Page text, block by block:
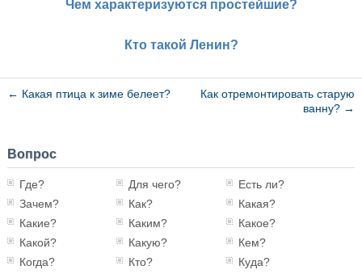
Чем характеризуются простейшие?
Кто такой Ленин?
← Какая птица к зиме белеет?
Как отремонтировать старую
ванну? →
Вопрос
Где? Для чего?
Есть ли?
Зачем?
Как?
Какая?
Какие?
Каким?
Какое?
Какой?
Какую?
Кем?
Когда?
Кто?
Куда?